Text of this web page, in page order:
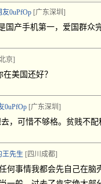
0uPfOp [广东深圳]
国产手机第一，爱国群众
京]
在美国还好？
0uPfOp [广东深圳]
，可惜不够格。贫贱不配
王先生 [四川成都]
何事情我都会先自己在脑